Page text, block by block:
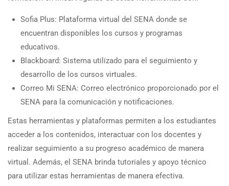
Sofia Plus: Plataforma virtual del SENA donde se
encuentran disponibles los cursos y programas
educativos.
Blackboard: Sistema utilizado para el seguimiento y
desarrollo de los cursos virtuales.
Correo Mi SENA: Correo electrónico proporcionado por el
SENA para la comunicación y notificaciones.
Estas herramientas y plataformas permiten a los estudiantes
acceder a los contenidos, interactuar con los docentes y
realizar seguimiento a su progreso académico de manera
virtual. Además, el SENA brinda tutoriales y apoyo técnico
para utilizar estas herramientas de manera efectiva.